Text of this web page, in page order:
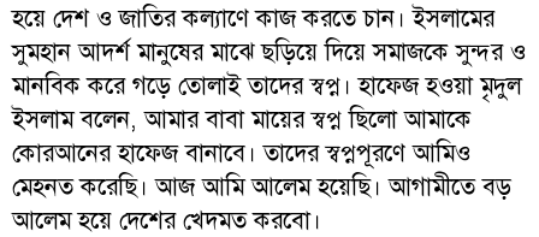
হয়ে দেশ ও জাতির কল্যাণে কাজ করতে চান। ইসলামের
সুমহান আদর্শ মানুষের মাঝে ছড়িয়ে দিয়ে সমাজকে সুন্দর ও
মানবিক করে গড়ে তোলাই তাদের স্বপ্ন। হাফেজ হওয়া মৃদুল
ইসলাম বলেন, আমার বাবা মায়ের স্বপ্ন ছিলো আমাকে
কোরআনের হাফেজ বানাবে। তাদের স্বপ্নপূরণে আমিও
মেহনত করেছি। আজ আমি আলেম হয়েছি। আগামীতে বড়
আলেম হয়ে দেশের খেদমত করবো।